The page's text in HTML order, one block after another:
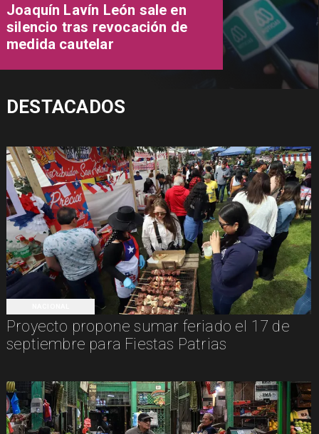
Proyecto propone sumar feriado el 17 de
septiembre para Fiestas Patrias
Joaquín Lavín León sale en
silencio tras revocación de
medida cautelar
DESTACADOS